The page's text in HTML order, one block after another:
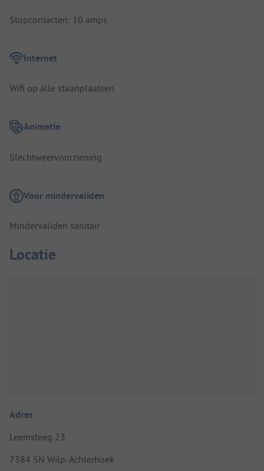
Stopcontacten: 10 amps
Internet
Wifi op alle staanplaatsen
Animatie
Slechtweervoorziening
Voor mindervaliden
Mindervaliden sanitair
Locatie
Adres
Leemsteeg 23
7384 SN Wilp-Achterhoek